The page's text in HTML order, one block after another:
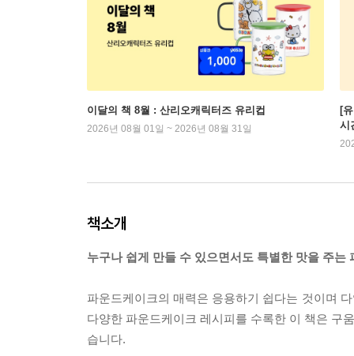
이달의 책 8월 : 산리오캐릭터즈 유리컵
2026년 08월 01일 ~ 2026년 08월 31일
[
시
책소개
누구나 쉽게 만들 수 있으면서도 특별한 맛을 주는
파운드케이크의 매력은 응용하기 쉽다는 것이며
다양한 파운드케이크 레시피를 수록한 이 책은 구
습니다.